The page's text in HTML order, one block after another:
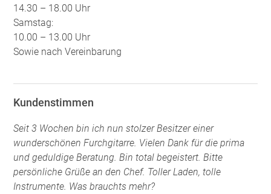
14.30 – 18.00 Uhr
Samstag:
10.00 – 13.00 Uhr
Sowie nach Vereinbarung
Kundenstimmen
Seit 3 Wochen bin ich nun stolzer Besitzer einer
wunderschönen Furchgitarre. Vielen Dank für die prima
und geduldige Beratung. Bin total begeistert. Bitte
persönliche Grüße an den Chef. Toller Laden, tolle
Instrumente. Was brauchts mehr?